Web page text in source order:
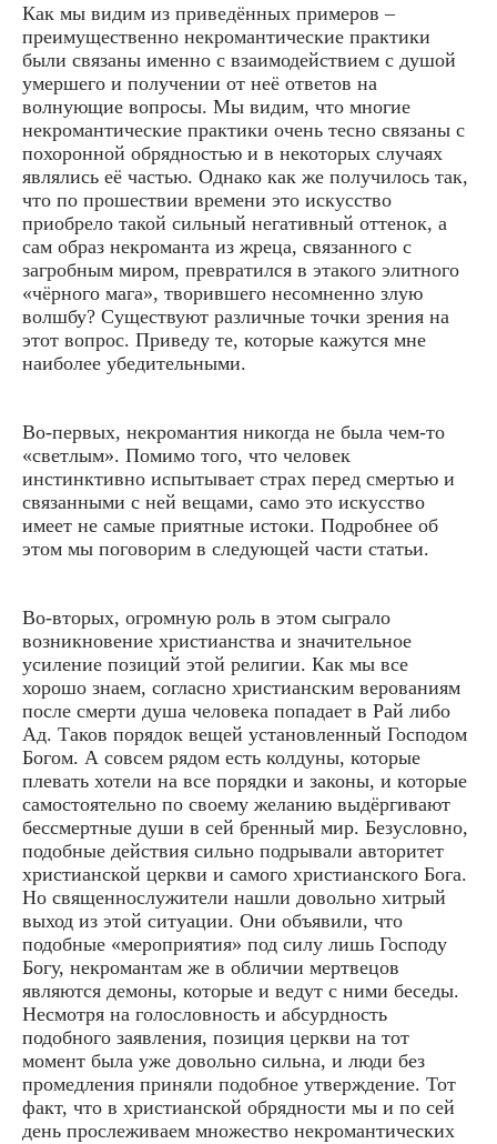
Как мы видим из приведённых примеров –
преимущественно некромантические практики
были связаны именно с взаимодействием с душой
умершего и получении от неё ответов на
волнующие вопросы. Мы видим, что многие
некромантические практики очень тесно связаны с
похоронной обрядностью и в некоторых случаях
являлись её частью. Однако как же получилось так,
что по прошествии времени это искусство
приобрело такой сильный негативный оттенок, а
сам образ некроманта из жреца, связанного с
загробным миром, превратился в этакого элитного
«чёрного мага», творившего несомненно злую
волшбу? Существуют различные точки зрения на
этот вопрос. Приведу те, которые кажутся мне
наиболее убедительными.
Во-первых, некромантия никогда не была чем-то
«светлым». Помимо того, что человек
инстинктивно испытывает страх перед смертью и
связанными с ней вещами, само это искусство
имеет не самые приятные истоки. Подробнее об
этом мы поговорим в следующей части статьи.
Во-вторых, огромную роль в этом сыграло
возникновение христианства и значительное
усиление позиций этой религии. Как мы все
хорошо знаем, согласно христианским верованиям
после смерти душа человека попадает в Рай либо
Ад. Таков порядок вещей установленный Господом
Богом. А совсем рядом есть колдуны, которые
плевать хотели на все порядки и законы, и которые
самостоятельно по своему желанию выдёргивают
бессмертные души в сей бренный мир. Безусловно,
подобные действия сильно подрывали авторитет
христианской церкви и самого христианского Бога.
Но священнослужители нашли довольно хитрый
выход из этой ситуации. Они объявили, что
подобные «мероприятия» под силу лишь Господу
Богу, некромантам же в обличии мертвецов
являются демоны, которые и ведут с ними беседы.
Несмотря на голословность и абсурдность
подобного заявления, позиция церкви на тот
момент была уже довольно сильна, и люди без
промедления приняли подобное утверждение. Тот
факт, что в христианской обрядности мы и по сей
день прослеживаем множество некромантических